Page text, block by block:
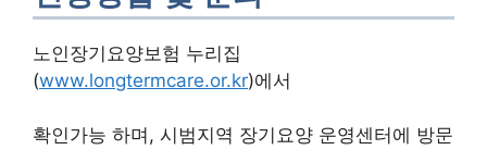
노인장기요양보험 누리집
(www.longtermcare.or.kr)에서
확인가능 하며, 시범지역 장기요양 운영센터에 방문